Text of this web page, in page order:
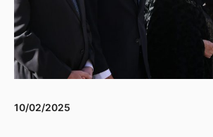
10/02/2025